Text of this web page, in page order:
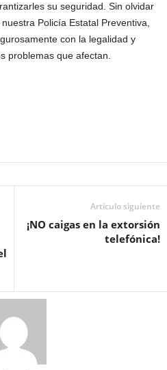
su seguridad. Sin olvidar
Policía Estatal Preventiva,
con la legalidad y
problemas que afectan.
Artículo siguiente
¡NO caigas en la extorsión
telefónica!